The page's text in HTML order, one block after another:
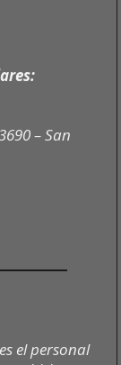
– San
el personal